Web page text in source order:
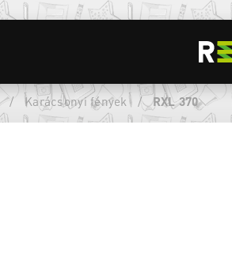
/ Karácsonyi fények / RXL 370